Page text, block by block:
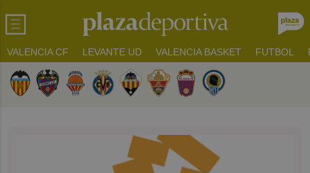
VALENCIA CF LEVANTE UD VALENCIA BASKET FUTBOL